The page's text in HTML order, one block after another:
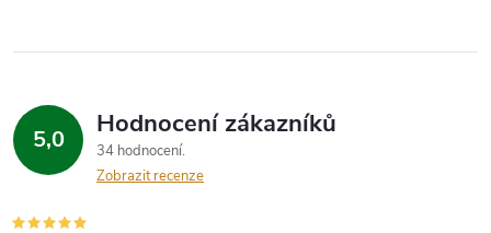
5,0 Hodnocení zákazníků
34 hodnocení
Zobrazit recenze